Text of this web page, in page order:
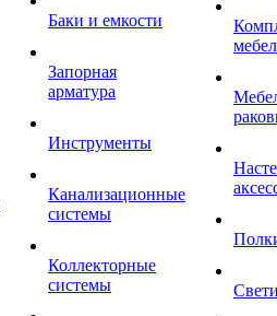
Баки и емкости
Запорная
арматура
Инструменты
Канализационные
системы
Коллекторные
системы